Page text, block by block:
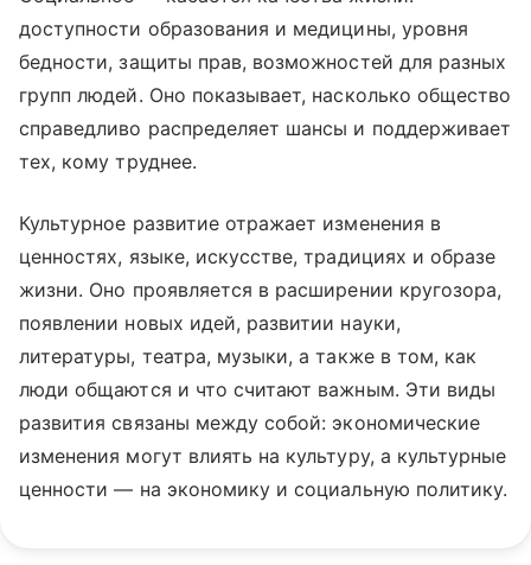
доступности образования и медицины, уровня
бедности, защиты прав, возможностей для разных
групп людей. Оно показывает, насколько общество
справедливо распределяет шансы и поддерживает
тех, кому труднее.
Культурное развитие отражает изменения в
ценностях, языке, искусстве, традициях и образе
жизни. Оно проявляется в расширении кругозора,
появлении новых идей, развитии науки,
литературы, театра, музыки, а также в том, как
люди общаются и что считают важным. Эти виды
развития связаны между собой: экономические
изменения могут влиять на культуру, а культурные
ценности — на экономику и социальную политику.